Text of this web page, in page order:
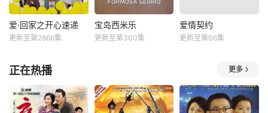
爱·回家之开心速递
更新至第2866集
宝岛西米乐
更新至第300集
爱情契约
更新至第06集
正在热播 更多